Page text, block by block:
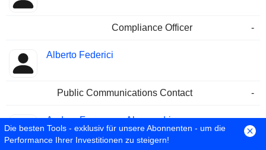
Compliance Officer -
Alberto Federici
Public Communications Contact -
Andrea Francesco Alessandri
Die besten Tools - exklusiv für unsere Abonnenten - um die
Performance Ihrer Investitionen zu steigern!